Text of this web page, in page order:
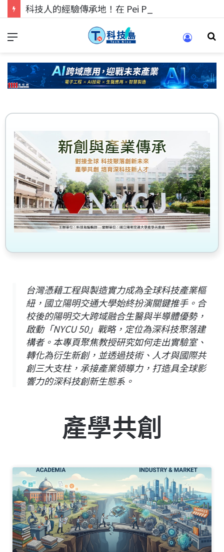
台灣憑藉工程與製造實力成為全球科技產業樞
紐，國立陽明交通大學始終扮演關鍵推手。合
校後的陽明交大跨域融合生醫與半導體優勢，
啟動「NYCU 50」戰略，定位為深科技聚落建
構者。本專頁聚焦教授研究如何走出實驗室、
轉化為衍生新創，並透過技術、人才與國際共
創三大支柱，承接產業領導力，打造具全球影
響力的深科技創新生態系。
產學共創